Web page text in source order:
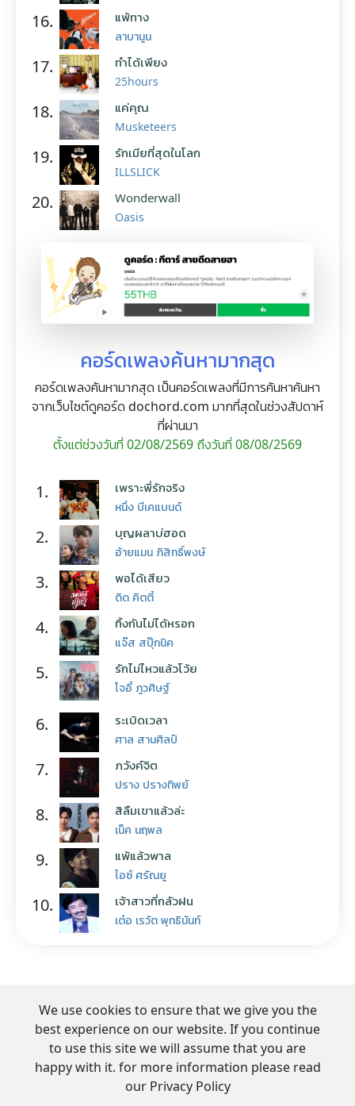
16. แพ้ทาง
ลาบานูน
17. ทำได้เพียง
25hours
18. แค่คุณ
Musketeers
19. รักเมียที่สุดในโลก
ILLSLICK
20. Wonderwall
Oasis
คอร์ดเพลงค้นหามากสุด
คอร์ดเพลงค้นหามากสุด เป็นคอร์ดเพลงที่มีการค้นหาค้นหา
จากเว็บไซต์ดูคอร์ด dochord.com มากที่สุดในช่วงสัปดาห์
ที่ผ่านมา
ตั้งแต่ช่วงวันที่ 02/08/2569 ถึงวันที่ 08/08/2569
1. เพราะพี่รักจริง
หนึ่ง บีเคแบนด์
2. บุญผลาบ่ฮอด
อ้ายแมน ภิสิทธิ์พงษ์
3. พอได้เสียว
ดิด คิตตี้
4. ทิ้งกันไม่ได้หรอก
แจ๊ส สปุ๊กนิค
5. รักไม่ไหวแล้วโว้ย
โจอี้ ภูวศิษฐ์
6. ระเบิดเวลา
ศาล สานศิลป์
7. ภวังค์จิต
ปราง ปรางทิพย์
8. สิลืมเขาแล้วล่ะ
เน็ค นฤพล
9. แพ้แล้วพาล
ไอซ์ ศรัณยู
10. เจ้าสาวที่กลัวฝน
เต๋อ เรวัต พุทธินันท์
We use cookies to ensure that we give you the
best experience on our website. If you continue
to use this site we will assume that you are
happy with it. for more information please read
our Privacy Policy